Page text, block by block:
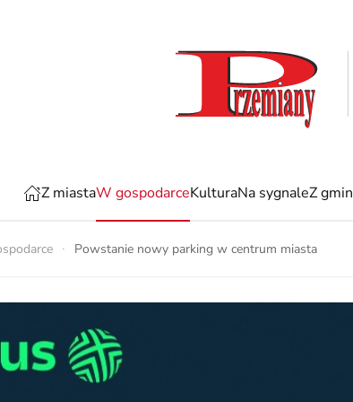
Z miastaW gospodarceKulturaNa sygnaleZ gmin
Powstanie nowy parking w centrum miasta